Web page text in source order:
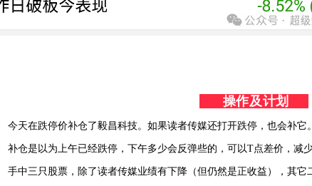
操作及计划
今天在跌停价补仓了毅昌科技。如果读者传媒还打开跌停，也会补它。
补仓是以为上午已经跌停，下午多少会反弹些的，可以T点差价，减
手中三只股票，除了读者传媒业绩有下降（但仍然是正收益），其它